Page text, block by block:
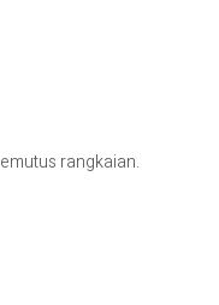
rangkaian.